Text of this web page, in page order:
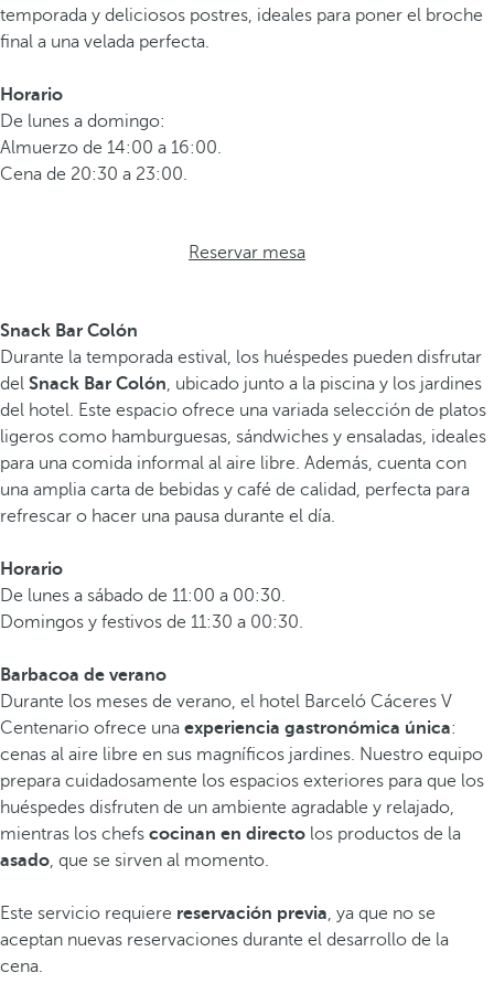
temporada y deliciosos postres, ideales para poner el broche
final a una velada perfecta.
Horario
De lunes a domingo:
Almuerzo de 14:00 a 16:00.
Cena de 20:30 a 23:00.
Reservar mesa
Snack Bar Colón
Durante la temporada estival, los huéspedes pueden disfrutar
del Snack Bar Colón, ubicado junto a la piscina y los jardines
del hotel. Este espacio ofrece una variada selección de platos
ligeros como hamburguesas, sándwiches y ensaladas, ideales
para una comida informal al aire libre. Además, cuenta con
una amplia carta de bebidas y café de calidad, perfecta para
refrescar o hacer una pausa durante el día.
Horario
De lunes a sábado de 11:00 a 00:30.
Domingos y festivos de 11:30 a 00:30.
Barbacoa de verano
Durante los meses de verano, el hotel Barceló Cáceres V
Centenario ofrece una experiencia gastronómica única:
cenas al aire libre en sus magníficos jardines. Nuestro equipo
prepara cuidadosamente los espacios exteriores para que los
huéspedes disfruten de un ambiente agradable y relajado,
mientras los chefs cocinan en directo los productos de la
asado, que se sirven al momento.
Este servicio requiere reservación previa, ya que no se
aceptan nuevas reservaciones durante el desarrollo de la
cena.